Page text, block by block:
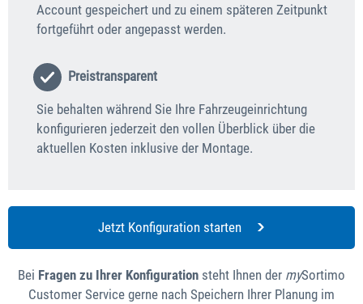
Account gespeichert und zu einem späteren Zeitpunkt
fortgeführt oder angepasst werden.
Preistransparent
Sie behalten während Sie Ihre Fahrzeugeinrichtung
konfigurieren jederzeit den vollen Überblick über die
aktuellen Kosten inklusive der Montage.
Jetzt Konfiguration starten
Bei Fragen zu Ihrer Konfiguration steht Ihnen der mySortimo
Customer Service gerne nach Speichern Ihrer Planung im